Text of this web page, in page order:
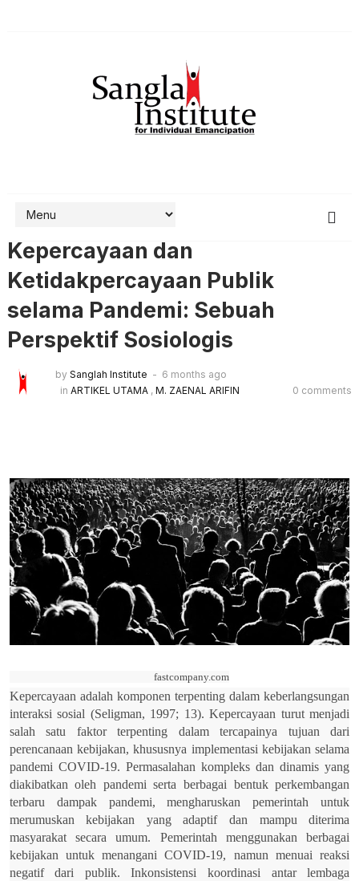
Kepercayaan dan
Ketidakpercayaan Publik
selama Pandemi: Sebuah
Perspektif Sosiologis
by Sanglah Institute
6 months ago
in ARTIKEL UTAMA, M. ZAENAL ARIFIN 0 comments
fastcompany.com
Kepercayaan adalah komponen terpenting dalam keberlangsungan
interaksi sosial (Seligman, 1997; 13). Kepercayaan turut menjadi
salah satu faktor terpenting dalam tercapainya tujuan dari
perencanaan kebijakan, khususnya implementasi kebijakan selama
pandemi COVID-19. Permasalahan kompleks dan dinamis yang
diakibatkan oleh pandemi serta berbagai bentuk perkembangan
terbaru dampak pandemi, mengharuskan pemerintah untuk
merumuskan kebijakan yang adaptif dan mampu diterima
masyarakat secara umum. Pemerintah menggunakan berbagai
kebijakan untuk menangani COVID-19, namun menuai reaksi
negatif dari publik. Inkonsistensi koordinasi antar lembaga